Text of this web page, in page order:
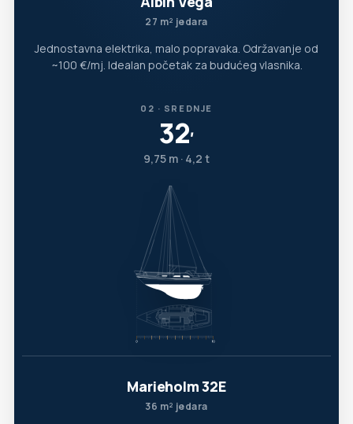
27 m² jedara
Jednostavna elektrika, malo popravaka. Održavanje od
~100 €/mj. Idealan početak za budućeg vlasnika.
02 · SREDNJE
32′
9,75 m · 4,2 t
Marieholm 32E
36 m² jedara